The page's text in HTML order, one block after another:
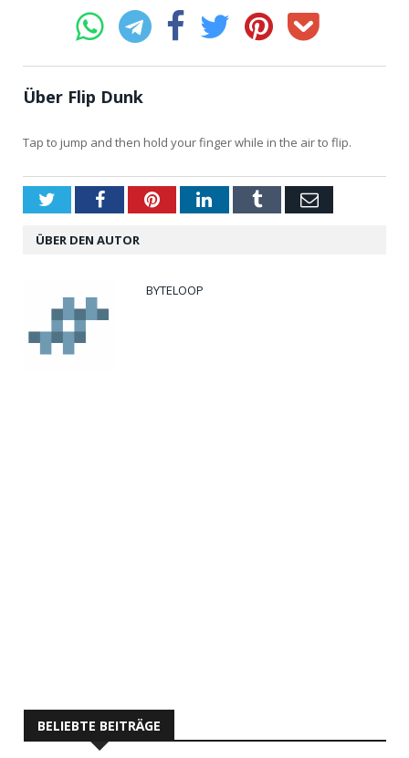
Über Flip Dunk
Tap to jump and then hold your finger while in the air to flip.
TwitterFacebookPinterestLinkedInTumblrEmail
ÜBER DEN AUTOR
BYTELOOP
BELIEBTE BEITRÄGE